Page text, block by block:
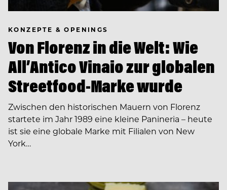
KONZEPTE & OPENINGS
Von Florenz in die Welt: Wie
All’Antico Vinaio zur globalen
Streetfood-Marke wurde
Zwischen den historischen Mauern von Florenz
startete im Jahr 1989 eine kleine Panineria – heute
ist sie eine globale Marke mit Filialen von New
York…